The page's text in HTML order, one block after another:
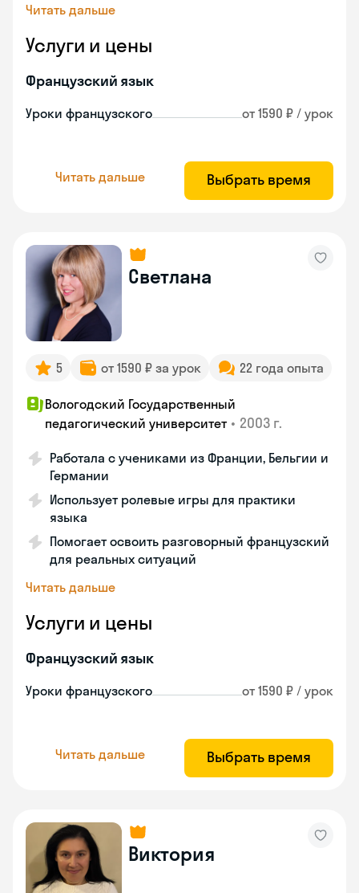
Читать дальше
Услуги и цены
Французский язык
Уроки французского от 1590 ₽ / урок
Читать дальше Выбрать время
Светлана
5 от 1590 ₽ за урок 22 года опыта
Вологодский Государственный
педагогический университет • 2003 г.
Работала с учениками из Франции, Бельгии и
Германии
Использует ролевые игры для практики
языка
Помогает освоить разговорный французский
для реальных ситуаций
Читать дальше
Услуги и цены
Французский язык
Уроки французского от 1590 ₽ / урок
Читать дальше Выбрать время
Виктория